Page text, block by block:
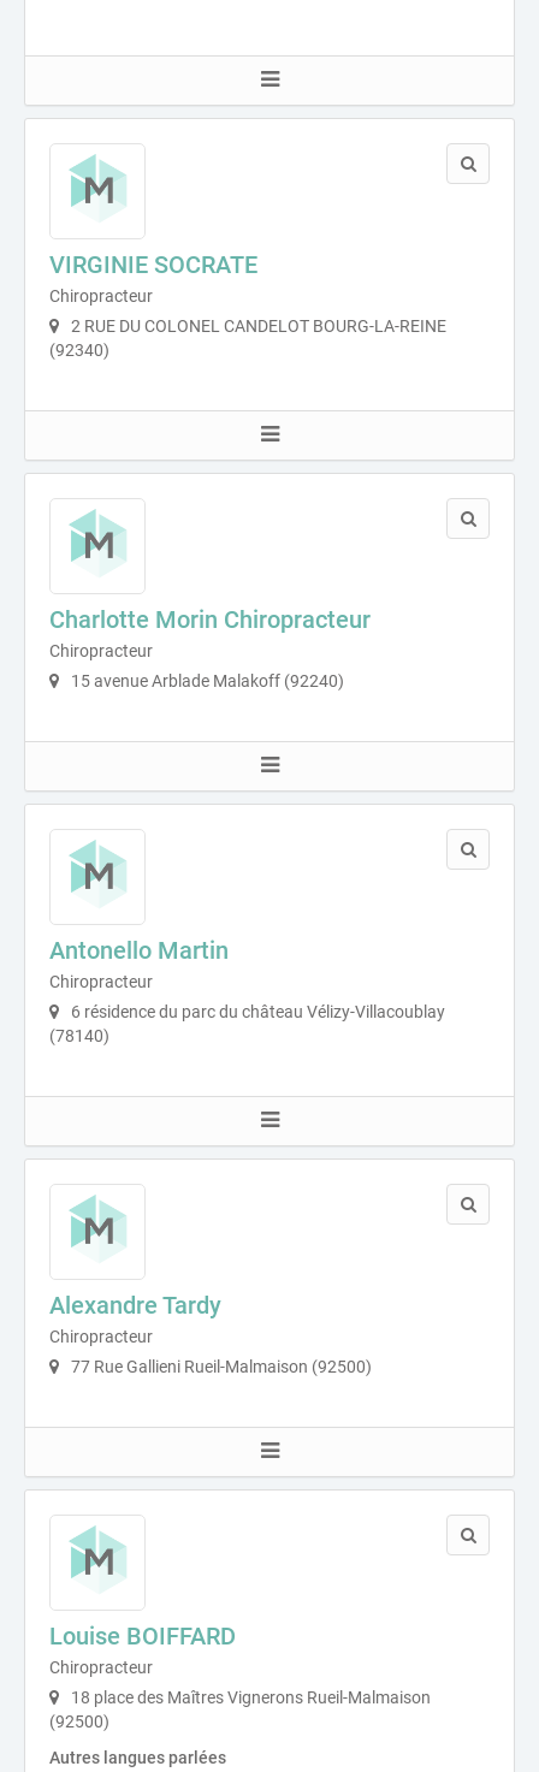
VIRGINIE SOCRATE
Chiropracteur
2 RUE DU COLONEL CANDELOT BOURG-LA-REINE
(92340)
Charlotte Morin Chiropracteur
Chiropracteur
15 avenue Arblade Malakoff (92240)
Antonello Martin
Chiropracteur
6 résidence du parc du château Vélizy-Villacoublay
(78140)
Alexandre Tardy
Chiropracteur
77 Rue Gallieni Rueil-Malmaison (92500)
Louise BOIFFARD
Chiropracteur
18 place des Maîtres Vignerons Rueil-Malmaison
(92500)
Autres langues parlées